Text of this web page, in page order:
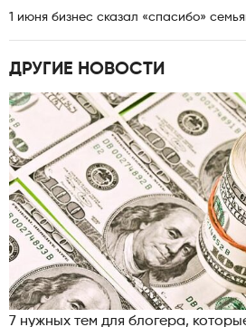
1 июня бизнес сказал «спасибо»
ДРУГИЕ НОВОСТИ
7 нужных тем для блогера,